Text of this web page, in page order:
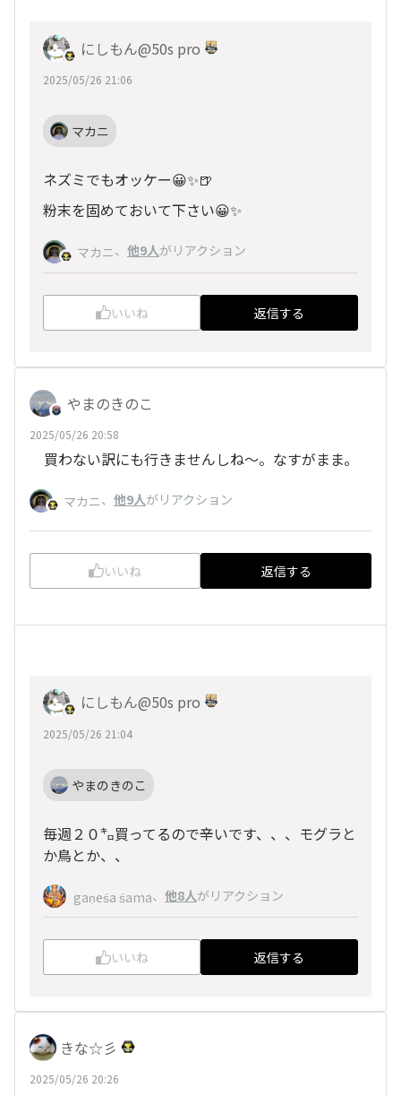
にしもん@50s pro
2025/05/26 21:06
マカニ
ネズミでもオッケー😀✨🍺
粉末を固めておいて下さい😀✨
マカニ、 他9人がリアクション
いいね 返信する
やまのきのこ
2025/05/26 20:58
買わない訳にも行きませんしね〜。なすがまま。
マカニ、 他9人がリアクション
いいね 返信する
にしもん@50s pro
2025/05/26 21:04
やまのきのこ
毎週２０㌔買ってるので辛いです、、、モグラと
か鳥とか、、
gaṇeśa śama、 他8人がリアクション
いいね 返信する
きな☆彡
2025/05/26 20:26